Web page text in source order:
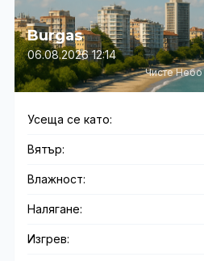
Burgas
06.08.2026 12:14
Чисте Небо
Усеща се като:
Вятър:
Влажност:
Налягане:
Изгрев: